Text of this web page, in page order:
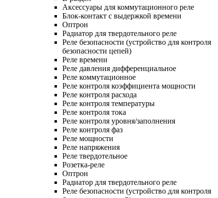
Аксессуары для коммутационного реле
Блок-контакт с выдержкой времени
Оптрон
Радиатор для твердотельного реле
Реле безопасности (устройство для контроля
безопасности цепей)
Реле времени
Реле давления дифференциальное
Реле коммутационное
Реле контроля коэффициента мощности
Реле контроля расхода
Реле контроля температуры
Реле контроля тока
Реле контроля уровня/заполнения
Реле контроля фаз
Реле мощности
Реле напряжения
Реле твердотельное
Розетка-реле
Оптрон
Радиатор для твердотельного реле
Реле безопасности (устройство для контроля